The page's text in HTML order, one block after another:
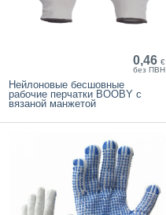
0,46 €
без ПВН
Нейлоновые бесшовные
рабочие перчатки BOOBY с
вязаной манжетой